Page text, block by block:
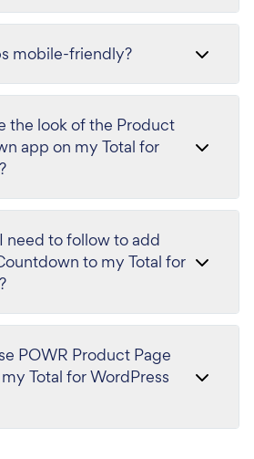
mobile-friendly?
the look of the Product
app on my Total for
need to follow to add
to my Total for
POWR Product Page
Total for WordPress